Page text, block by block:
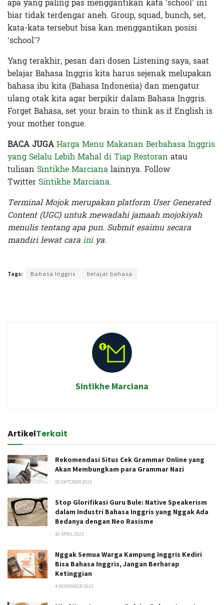
biar tidak terdengar aneh. Group, squad, bunch, set,
kata-kata tersebut bisa kan menggantikan posisi
‘school’?
Yang terakhir, pesan dari dosen Listening saya, saat
belajar Bahasa Inggris kita harus sejenak melupakan
bahasa ibu kita (Bahasa Indonesia) dan mengatur
ulang otak kita agar berpikir dalam Bahasa Inggris.
Forget Bahasa, set your brain to think as if English is
your mother tongue.
BACA JUGAHarga Menu Makanan Berbahasa Inggris
yang Selalu Lebih Mahal di Tiap Restoran atau
tulisan Sintikhe Marcianalainnya. Follow
Twitter Sintikhe Marciana.
Terminal Mojok merupakan platform User Generated
Content (UGC) untuk mewadahi jamaah mojokiyah
menulis tentang apa pun. Submit esaimu secara
mandiri lewat carainiya.
Tags: Bahasa Inggris belajar bahasa
Sintikhe Marciana
ArtikelTerkait
Rekomendasi Situs Cek Grammar Online yang
Akan Membungkam para Grammar Nazi
26 OKTOBER 2023
Stop Glorifikasi Guru Bule: Native Speakerism
dalam Industri Bahasa Inggris yang Nggak Ada
Bedanya dengan Neo Rasisme
30 APRIL 2025
Nggak Semua Warga Kampung Inggris Kediri
Bisa Bahasa Inggris, Jangan Berharap
Ketinggian
4 NOVEMBER 2023